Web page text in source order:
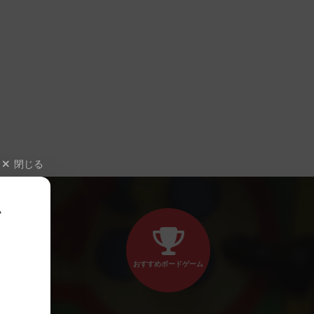
閉じる
おすすめボードゲーム